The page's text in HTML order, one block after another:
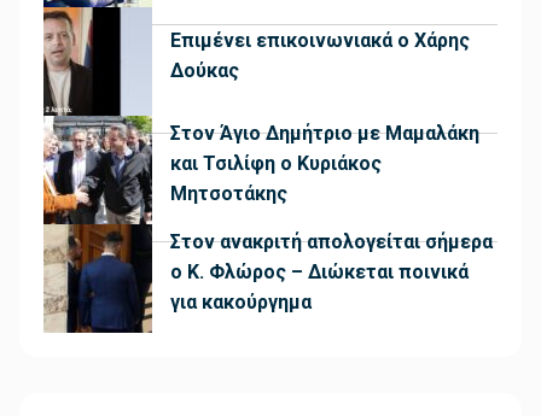
Επιμένει επικοινωνιακά ο Χάρης
Δούκας
Στον Άγιο Δημήτριο με Μαμαλάκη
και Τσιλίφη ο Κυριάκος
Μητσοτάκης
Στον ανακριτή απολογείται σήμερα
ο Κ. Φλώρος – Διώκεται ποινικά
για κακούργημα